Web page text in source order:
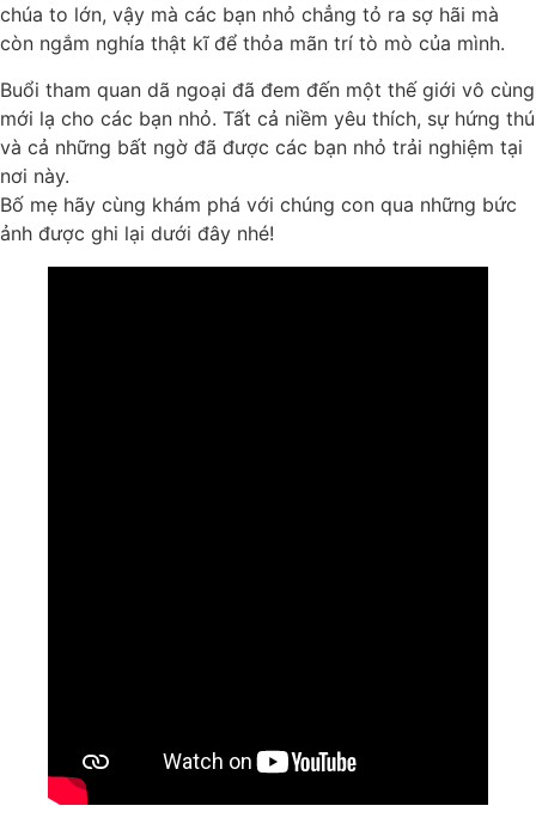
chúa to lớn, vậy mà các bạn nhỏ chẳng tỏ ra sợ hãi mà
còn ngắm nghía thật kĩ để thỏa mãn trí tò mò của mình.
Buổi tham quan dã ngoại đã đem đến một thế giới vô cùng
mới lạ cho các bạn nhỏ. Tất cả niềm yêu thích, sự hứng thú
và cả những bất ngờ đã được các bạn nhỏ trải nghiệm tại
nơi này.
Bố mẹ hãy cùng khám phá với chúng con qua những bức
ảnh được ghi lại dưới đây nhé!